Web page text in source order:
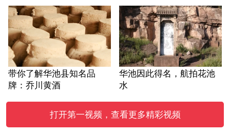
带你了解华池县知名品
牌：乔川黄酒
华池因此得名，航拍花池
水
打开第一视频，查看更多精彩视频